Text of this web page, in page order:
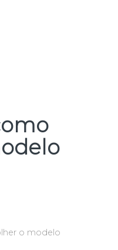
o modelo